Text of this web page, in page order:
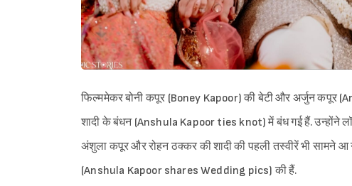
फिल्ममेकर बोनी कपूर (Boney Kapoor) की बेटी और अर्जुन कपूर
शादी के बंधन (Anshula Kapoor ties knot) में बंध गई हैं. उन्होंने
अंशुला कपूर और रोहन ठक्कर की शादी की पहली तस्वीरें भी सामने
(Anshula Kapoor shares Wedding pics) की हैं.